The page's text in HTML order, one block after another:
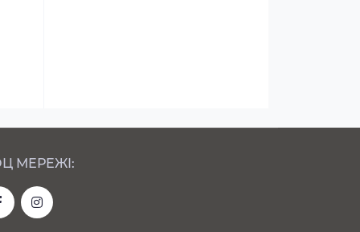
МЕРЕЖІ: